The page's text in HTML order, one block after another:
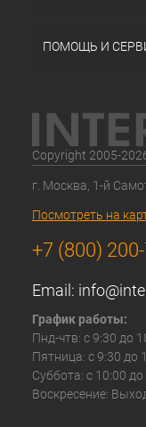
ПОМОЩЬ И
Copyright 2005-
г. Москва, 1-й
Посмотреть на
+7 (800)
Email:
График работы:
Пнд-чтв: с 9:30 до
Пятница: с 9:30 до
Суббота: с 10:00 до
Воскресение: